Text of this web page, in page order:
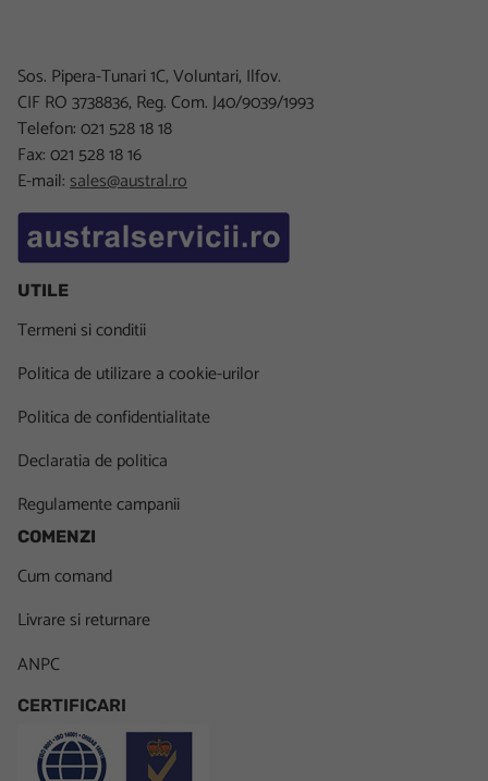
Sos. Pipera-Tunari 1C, Voluntari, Ilfov.
CIF RO 3738836, Reg. Com. J40/9039/1993
Telefon: 021 528 18 18
Fax: 021 528 18 16
E-mail:sales@austral.ro
UTILE
Termeni si conditii
Politica de utilizare a cookie-urilor
Politica de confidentialitate
Declaratia de politica
Regulamente campanii
COMENZI
Cum comand
Livrare si returnare
ANPC
CERTIFICARI